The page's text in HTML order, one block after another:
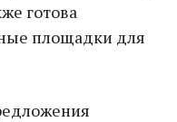
готова
площадки для